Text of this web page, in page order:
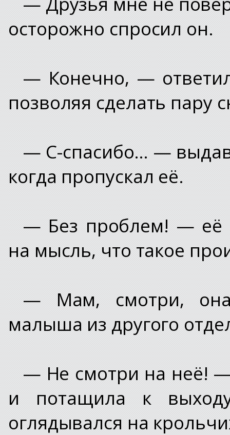
осторожно спросил он.
— Конечно, —
позволяя сделать пару
— С-спасибо… —
когда пропускал её.
— Без проблем! — её
на мысль, что такое
— Мам, смотри,
малыша из другого
— Не смотри на неё! —
и потащила к
оглядывался на